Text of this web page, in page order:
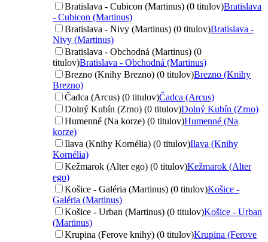
Bratislava - Cubicon (Martinus) (0 titulov)Bratislava
- Cubicon (Martinus)
Bratislava - Nivy (Martinus) (0 titulov)Bratislava -
Nivy (Martinus)
Bratislava - Obchodná (Martinus) (0
titulov)Bratislava - Obchodná (Martinus)
Brezno (Knihy Brezno) (0 titulov)Brezno (Knihy
Brezno)
Čadca (Arcus) (0 titulov)Čadca (Arcus)
Dolný Kubín (Zrno) (0 titulov)Dolný Kubín (Zrno)
Humenné (Na korze) (0 titulov)Humenné (Na
korze)
Ilava (Knihy Kornélia) (0 titulov)Ilava (Knihy
Kornélia)
Kežmarok (Alter ego) (0 titulov)Kežmarok (Alter
ego)
Košice - Galéria (Martinus) (0 titulov)Košice -
Galéria (Martinus)
Košice - Urban (Martinus) (0 titulov)Košice - Urban
(Martinus)
Krupina (Ferove knihy) (0 titulov)Krupina (Ferove